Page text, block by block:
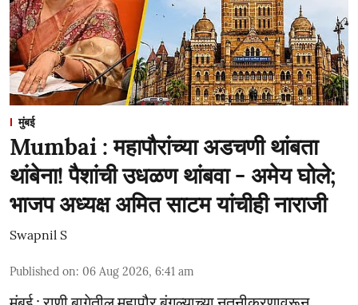
मुंबई
Mumbai : महापौरांच्या अडचणी थांबता
थांबेना! पैशांची उधळण थांबवा - अमेय घोले;
भाजप अध्यक्ष अमित साटम यांचीही नाराजी
Swapnil S
Published on: 06 Aug 2026, 6:41 am